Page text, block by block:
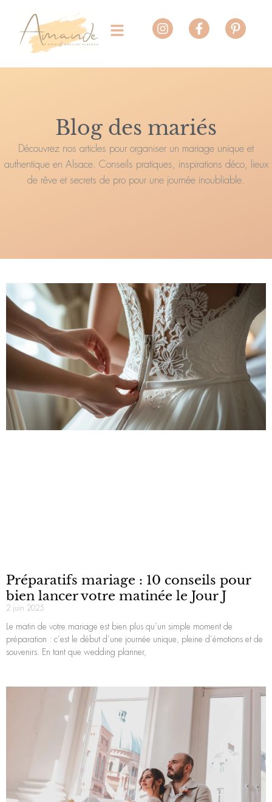
contenu
InstagramFacebook-
f
p
Blog des mariés
Découvrez nos articles pour organiser un mariage unique et
authentique en Alsace. Conseils pratiques, inspirations déco, lieux
de rêve et secrets de pro pour une journée inoubliable.
Préparatifs mariage : 10 conseils pour
bien lancer votre matinée le Jour J
2 juin 2025
Le matin de votre mariage est bien plus qu’un simple moment de
préparation : c’est le début d’une journée unique, pleine d’émotions et de
souvenirs. En tant que wedding planner,
PagePagePagePage